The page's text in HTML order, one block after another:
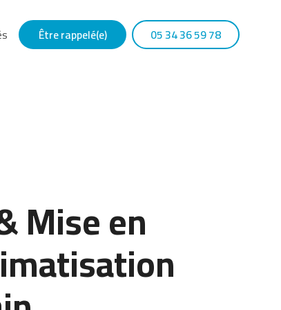
Être rappelé(e) 05 34 36 59 78
Mise en